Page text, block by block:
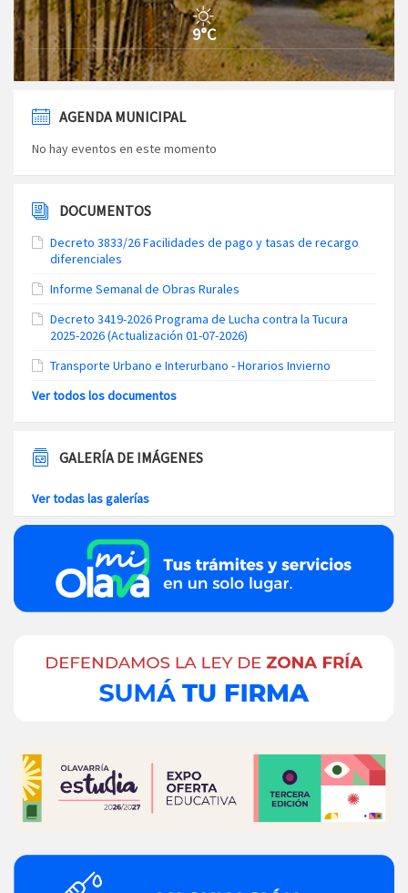
9°C
AGENDA MUNICIPAL
No hay eventos en este momento
DOCUMENTOS
Decreto 3833/26 Facilidades de pago y tasas de recargo
diferenciales
Informe Semanal de Obras Rurales
Decreto 3419-2026 Programa de Lucha contra la Tucura
2025-2026 (Actualización 01-07-2026)
Transporte Urbano e Interurbano - Horarios Invierno
Ver todos los documentos
GALERÍA DE IMÁGENES
Ver todas las galerías